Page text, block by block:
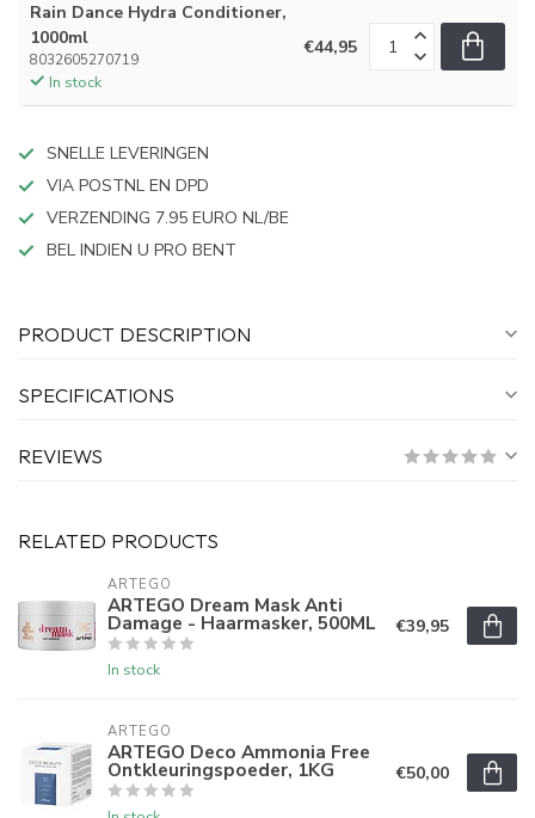
Rain Dance Hydra Conditioner,
1000ml
8032605270719
In stock
€44,95
SNELLE LEVERINGEN
VIA POSTNL EN DPD
VERZENDING 7.95 EURO NL/BE
BEL INDIEN U PRO BENT
PRODUCT DESCRIPTION
SPECIFICATIONS
REVIEWS
RELATED PRODUCTS
ARTEGO
ARTEGO Dream Mask Anti
Damage - Haarmasker, 500ML
In stock
€39,95
ARTEGO
ARTEGO Deco Ammonia Free
Ontkleuringspoeder, 1KG €50,00